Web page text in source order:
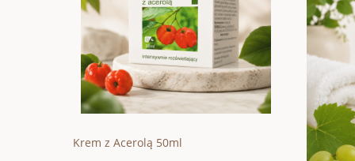
Krem z Acerolą 50ml